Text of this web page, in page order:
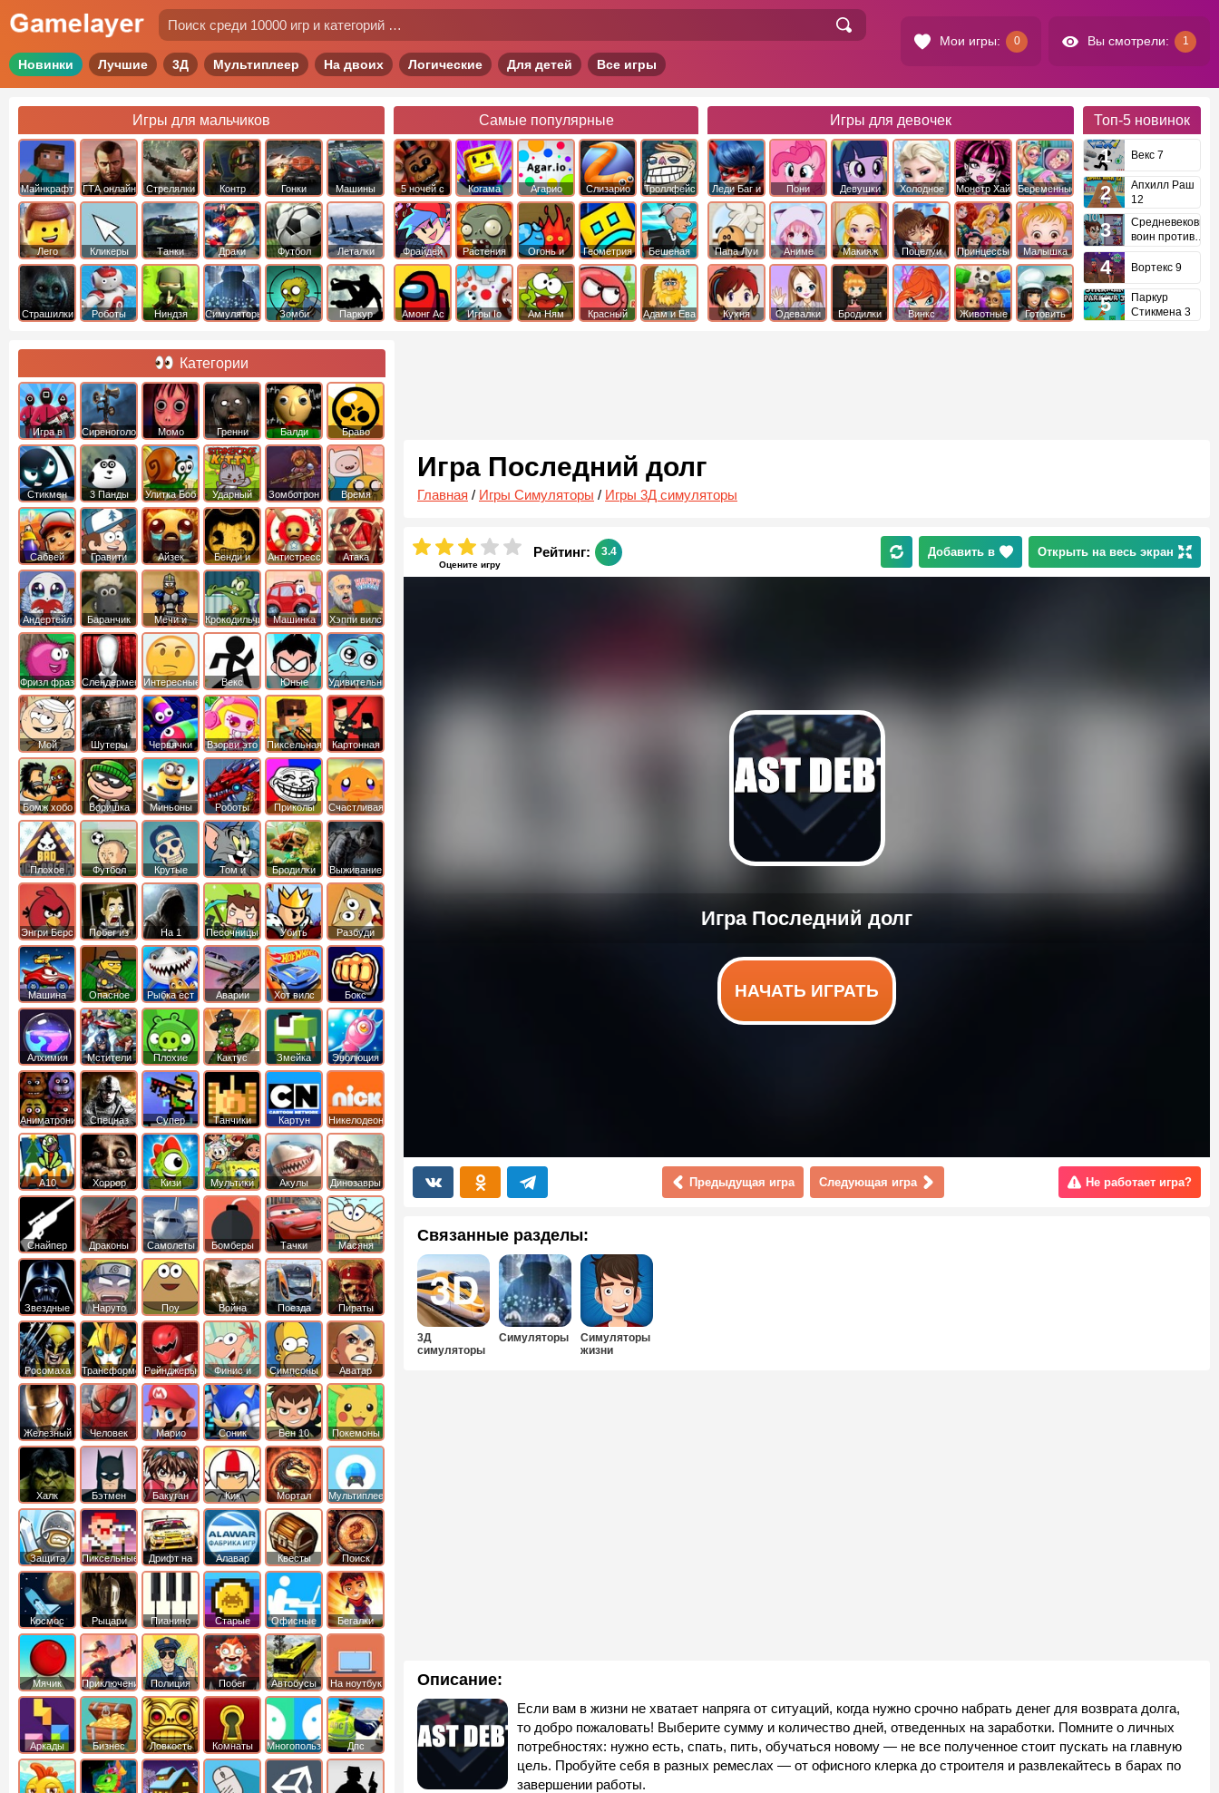
Мои игры: 0 Вы смотрели: 1
Новинки Лучшие 3Д Мультиплеер На двоих Логические Для детей Все игры
Игры для мальчиков
Майнкрафт ГТА онлайн Стрелялки
Контр
Страйк
Гонки Машины
Лего Кликеры Танки Драки Футбол Леталки
Страшилки Роботы Ниндзя Симуляторы Зомби Паркур
Самые популярные
5 ночей с
фредди
Когама Агарио Слизарио
Троллфейс
квест
Фрайдей
Найт
Фанкин
Растения
против
Зомби
Огонь и
Вода
Геометрия
Даш
Бешеная
бабка
сбежала из
психушки
Амонг Ас Игры Io Ам Ням
Красный
Адам и Ева
Игры для девочек
Леди Баг и
Супер Кот
Пони
Дружба это
Девушки
Эквестрии
Холодное
Сердце
Монстр Хай Беременные
Папа Луи Аниме Макияж Поцелуи
Принцессы
Диснея
Малышка
Хейзел
Кухня
Одевалки Бродилки Винкс Животные
Готовить
Топ-5 новинок
Векс 7
Апхилл Раш
12
Средневековый
воин против
Вортекс 9
Паркур
Стикмена 3
Игра Последний долг
Главная / Игры Симуляторы / Игры 3Д симуляторы
Оцените игру
Рейтинг: 3.4 Добавить в Открыть на весь экран
НАЧАТЬ ИГРАТЬ
Предыдущая игра Следующая игра Не работает игра?
Связанные разделы:
3Д
симуляторы
Симуляторы
Симуляторы
жизни
Описание:
Если вам в жизни не хватает напряга от ситуаций, когда нужно срочно набрать денег для возврата долга,
то добро пожаловать! Выберите сумму и количество дней, отведенных на заработки. Помните о личных
потребностях: нужно есть, спать, пить, обучаться новому — не все полученное стоит пускать на главную
цель. Пробуйте себя в разных ремеслах — от офисного клерка до строителя и развлекайтесь в барах по
завершении работы.
Категории
Игра в
Кальмара
Сиреноголовый Момо Гренни Балди
Браво
Старс
Стикмен 3 Панды Улитка Боб
Ударный
отряд котят
Зомботрон
Время
Приключений
Сабвей
Серф
Гравити
Фолз
Айзек
Бенди и
Чернильная
машина
Антистресс
Атака
Титанов
Андертейл
Баранчик
Шон
Мечи и
Сандали
Крокодильчик
Свомпи
Машинка
Вилли
Хэппи вилс
Фризл фраз Слендермен Интересные Векс
Юные
титаны
вперед
Удивительный
мир
Гамбола
Мой
шумный
дом
Шутеры Червячки Взорви это
Пиксельная
война
Картонная
башка
Бомж хобо
Воришка
боб
Миньоны
Роботы
динозавры
Приколы
Счастливая
обезьянка
Плохое
мороженое
Футбол
головами
Крутые
Том и
джерри
Бродилки
Приключения
Выживание
Энгри Берс
Побег из
тюрьмы
На 1 Песочницы
Убить
короля
Разбуди
коробку
Машина
ест
машину
Опасное
оружие
Рыбка ест
рыбку
Аварии
машин
Хот вилс Бокс
Алхимия Мстители
Плохие
свинки
Кактус
маккой
Змейка Эволюция
Аниматроники Спецназ
Супер
бойцы
Танчики
Картун
нетворк
Никелодеон
А10 Хоррор Кизи Мультики Акулы Динозавры
Снайпер Драконы Самолеты Бомберы Тачки Масяня
Звездные
войны
Наруто Поу Война Поезда
Пираты
Карибского
Моря
Росомаха ТрансформерыРейнджеры
Самураи
Финис и
Ферб
Симпсоны
Аватар
легенда об
Аанге
Железный
человек
Человек
Паук
Марио Соник Бен 10 Покемоны
Халк Бэтмен Бакуган
Кик
Бутовский
Мортал
комбат
Мультиплеер
Защита
королевства
Пиксельные
Дрифт на
машинах
Алавар Квесты
Поиск
предметов
Космос Рыцари Пианино Старые Офисные Бегалки
Мячик Приключения Полиция Побег Автобусы На ноутбук
Аркады
Бизнес
симуляторы
Ловкость Комнаты Многопользовательские
Дпс